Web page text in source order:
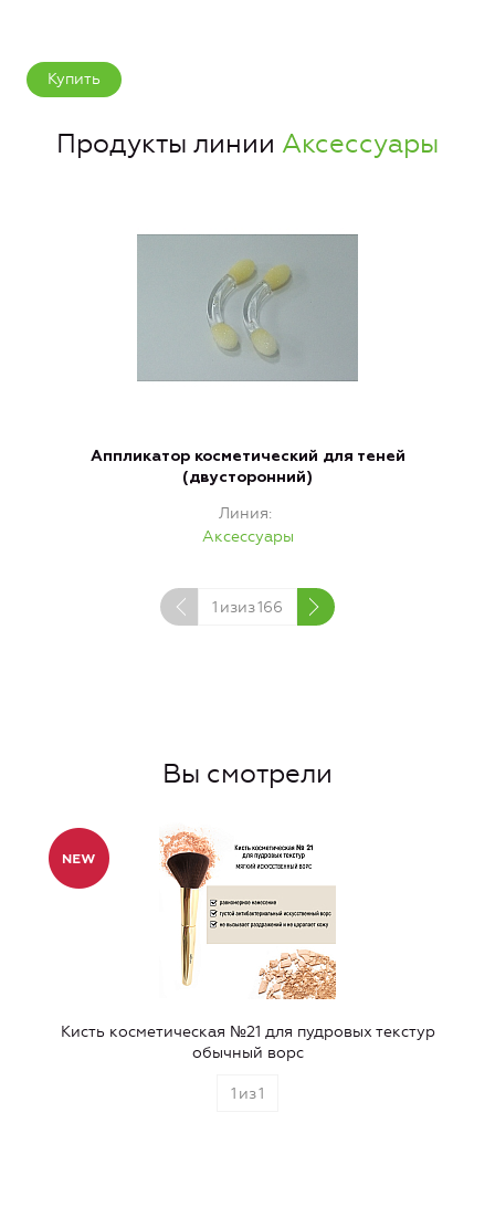
Купить
Продукты линии Аксессуары
Аппликатор косметический для теней
(двусторонний)
Линия
Аксессуары
1 изиз166
Вы смотрели
Кисть косметическая №21 для пудровых текстур
обычный ворс
1 из1